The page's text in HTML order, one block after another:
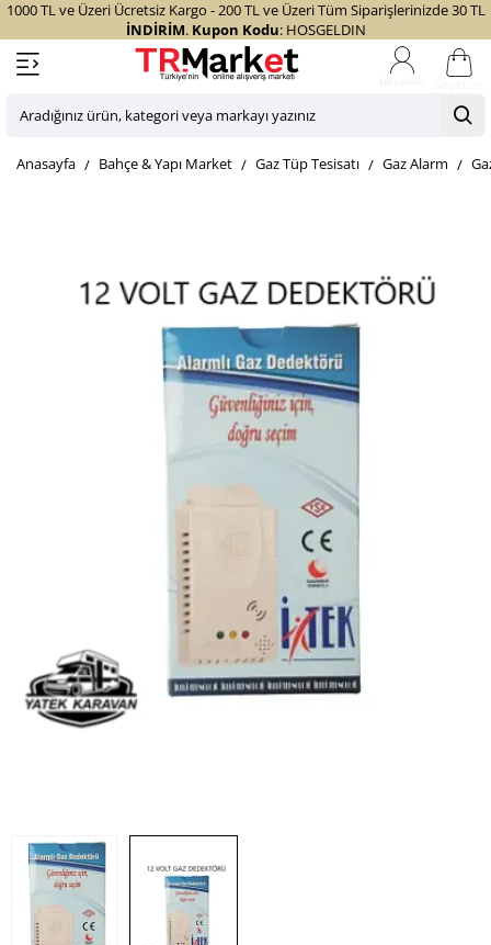
1000 TL ve Üzeri Ücretsiz Kargo - 200 TL ve Üzeri Tüm Siparişlerinizde 30 TL
İNDİRİM. Kupon Kodu: HOSGELDIN
Aradığınız
kategori
homeBahçe & Yapı Market Gaz Tüp Tesisatı Gaz Alarm